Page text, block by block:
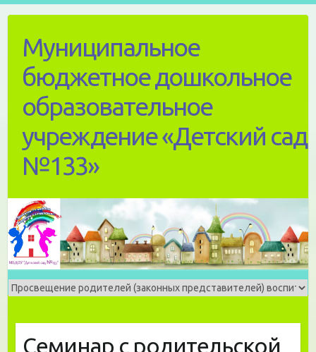
contentМуниципальное
бюджетное дошкольное
образовательное
учреждение «Детский сад
№133»
Семинар с родительской